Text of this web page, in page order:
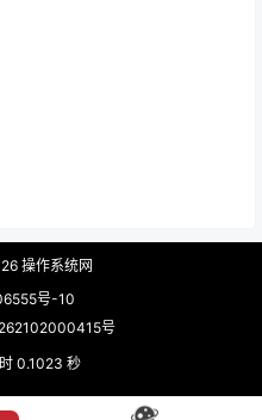
操作系统网
号-10
号
0.1023 秒